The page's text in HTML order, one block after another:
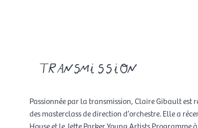
transmission
Passionnée par la transmission, Claire Gibault
des masterclass de direction d’orchestre. Elle a
House et le Jette Parker Young Artists Programme